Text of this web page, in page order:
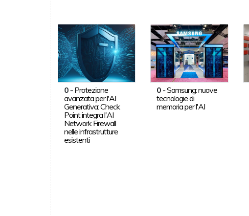
0- Protezione
avanzata per l'AI
Generativa: Check
Point integra l'AI
Network Firewall
nelle infrastrutture
esistenti
0 -Samsung: nuove
tecnologie di
memoria per l'AI